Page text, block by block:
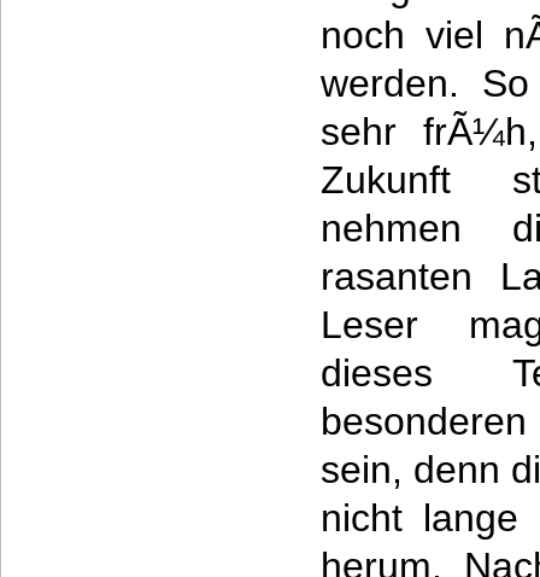
noch viel
werden.
sehr
Zukunft
nehmen
rasanten
Leser
dieses
sein, denn
nicht lange
herum.